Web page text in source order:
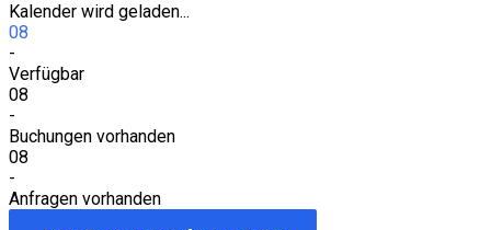
Kalender wird geladen...
08
-
Verfügbar
08
-
Buchungen vorhanden
08
-
Anfragen vorhanden